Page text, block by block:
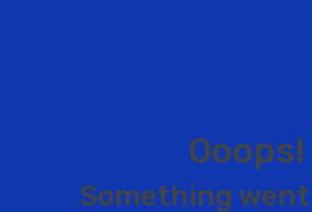
Ooops!
Something went